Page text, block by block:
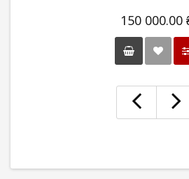
150 000.00